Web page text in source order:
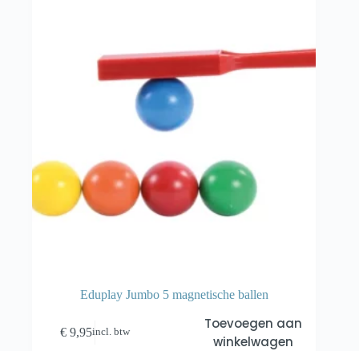
Eduplay Jumbo 5 magnetische ballen
€ 9,95incl. btw
Toevoegen aan
winkelwagen